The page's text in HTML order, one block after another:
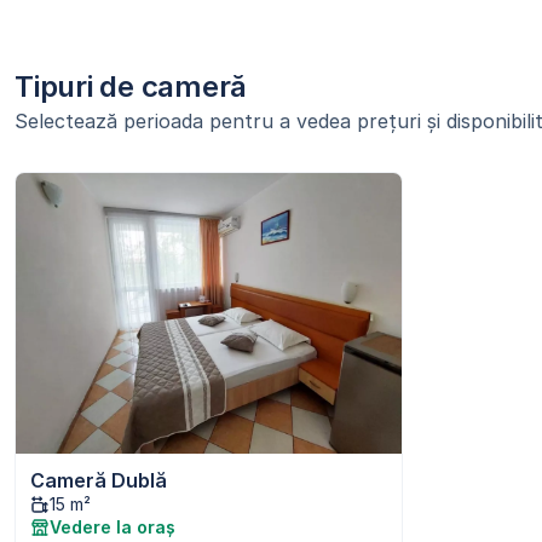
Tipuri de cameră
Selectează perioada pentru a vedea prețuri și
Cameră Dublă
15 m²
Vedere la oraș